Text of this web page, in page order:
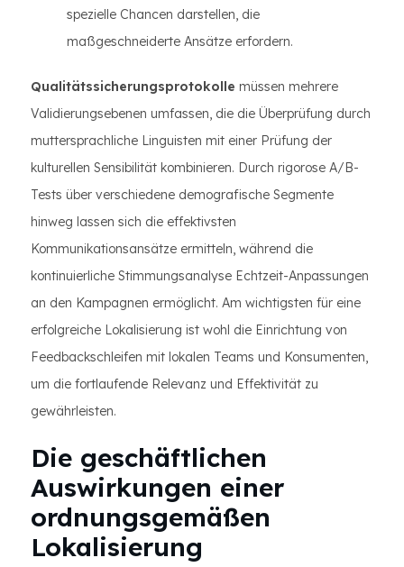
spezielle Chancen darstellen, die
maßgeschneiderte Ansätze erfordern.
Qualitätssicherungsprotokolle müssen mehrere
Validierungsebenen umfassen, die die Überprüfung durch
muttersprachliche Linguisten mit einer Prüfung der
kulturellen Sensibilität kombinieren. Durch rigorose A/B-
Tests über verschiedene demografische Segmente
hinweg lassen sich die effektivsten
Kommunikationsansätze ermitteln, während die
kontinuierliche Stimmungsanalyse Echtzeit-Anpassungen
an den Kampagnen ermöglicht. Am wichtigsten für eine
erfolgreiche Lokalisierung ist wohl die Einrichtung von
Feedbackschleifen mit lokalen Teams und Konsumenten,
um die fortlaufende Relevanz und Effektivität zu
gewährleisten.
Die geschäftlichen
Auswirkungen einer
ordnungsgemäßen
Lokalisierung